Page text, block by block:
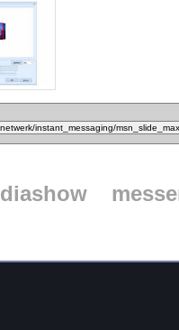
diashow